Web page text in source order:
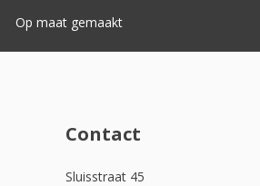
Snelle levering
Contact
Sluisstraat 45